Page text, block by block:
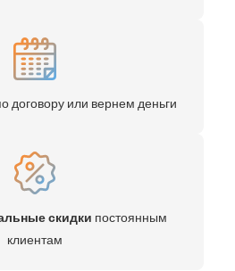
договору или вернем деньги
скидки постоянным
клиентам